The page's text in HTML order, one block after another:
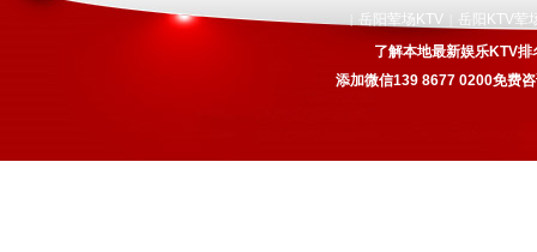
岳阳荤场KTV
岳阳KTV荤
了解本地最新娱乐KTV
添加微信139 8677 0200免费